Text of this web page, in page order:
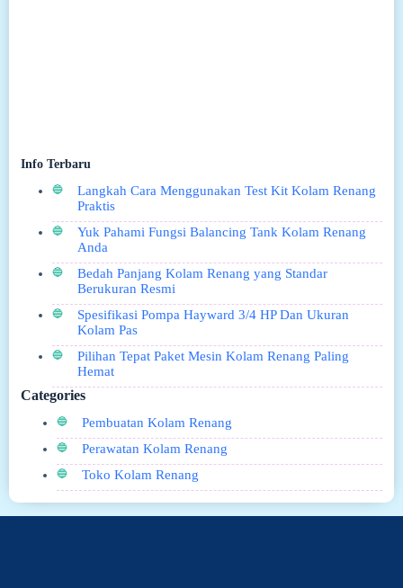
Info Terbaru
Langkah Cara Menggunakan Test Kit Kolam Renang
Praktis
Yuk Pahami Fungsi Balancing Tank Kolam Renang
Anda
Bedah Panjang Kolam Renang yang Standar
Berukuran Resmi
Spesifikasi Pompa Hayward 3/4 HP Dan Ukuran
Kolam Pas
Pilihan Tepat Paket Mesin Kolam Renang Paling
Hemat
Categories
Pembuatan Kolam Renang
Perawatan Kolam Renang
Toko Kolam Renang